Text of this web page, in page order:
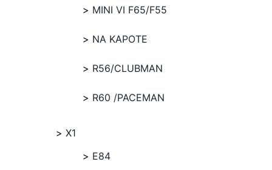
MINI VI F65/F55
NA KAPOTE
R56/CLUBMAN
R60 /PACEMAN
X1
E84